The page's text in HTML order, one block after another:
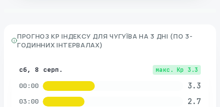
ПРОГНОЗ KP ІНДЕКСУ ДЛЯ ЧУГУЇВА НА 3 ДНІ (ПО 3-
ГОДИННИХ ІНТЕРВАЛАХ)
сб, 8 серп. макс. Kp 3.3
00:00 3.3
03:00 2.7